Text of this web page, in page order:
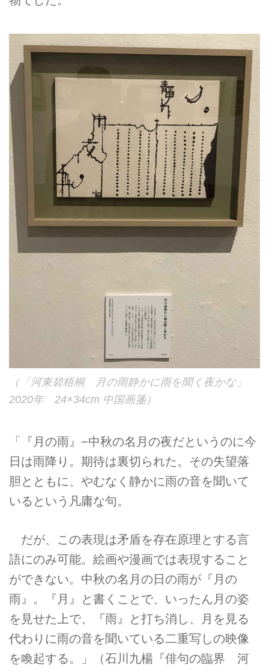
（「河東碧梧桐 月の雨静かに雨を聞く夜かな」
2020年 24×34cm 中国画箋）
「『月の雨』−中秋の名月の夜だというのに今
日は雨降り。期待は裏切られた。その失望落
胆とともに、やむなく静かに雨の音を聞いて
いるという凡庸な句。
だが、この表現は矛盾を存在原理とする言
語にのみ可能。絵画や漫画では表現すること
ができない。中秋の名月の日の雨が『月の
雨』。『月』と書くことで、いったん月の姿
を見せた上で、『雨』と打ち消し、月を見る
代わりに雨の音を聞いている二重写しの映像
を喚起する。」（石川九楊『俳句の臨界 河